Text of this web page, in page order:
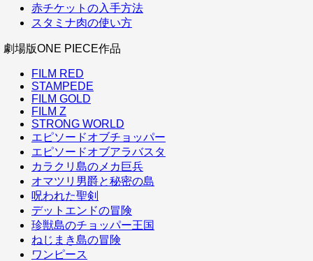
赤チケットの入手方法
スタミナ肉の使い方
劇場版ONE PIECE作品
FILM RED
STAMPEDE
FILM GOLD
FILM Z
STRONG WORLD
エピソードオブチョッパー
エピソードオブアラバスタ
カラクリ島のメカ巨兵
オマツリ男爵と秘密の島
呪われた聖剣
デットエンドの冒険
珍獣島のチョッパー王国
ねじまき島の冒険
ワンピース